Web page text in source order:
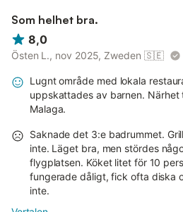
Som helhet bra.
8,0
Östen L., nov 2025, Zweden 🇸🇪
Lugnt område med lokala
uppskattades av barnen. Närhet
Malaga.
Saknade det 3:e badrummet.
inte. Läget bra, men stördes
flygplatsen. Köket litet för 10
fungerade dåligt, fick ofta diska
inte.